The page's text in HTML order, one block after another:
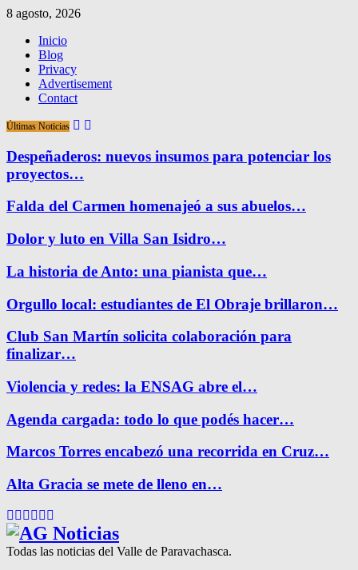
8 agosto, 2026
Inicio
Blog
Privacy
Advertisement
Contact
Últimas Noticias
Despeñaderos: nuevos insumos para potenciar los
proyectos…
Falda del Carmen homenajeó a sus abuelos…
Dolor y luto en Villa San Isidro…
La historia de Anto: una pianista que…
Orgullo local: estudiantes de El Obraje brillaron…
Club San Martín solicita colaboración para
finalizar…
Violencia y redes: la ENSAG abre el…
Agenda cargada: todo lo que podés hacer…
Marcos Torres encabezó una recorrida en Cruz…
Alta Gracia se mete de lleno en…
Facebook
Twitter
Instagram
Pinterest
Google
Todas las noticias del Valle de Paravachasca.